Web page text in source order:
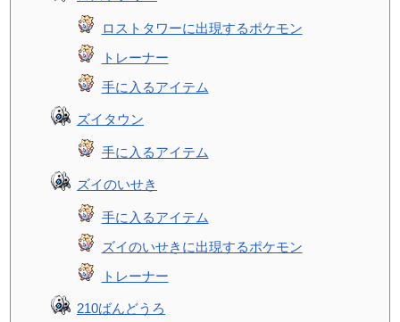
ロストタワーに出現するポケモン
トレーナー
手に入るアイテム
ズイタウン
手に入るアイテム
ズイのいせき
手に入るアイテム
ズイのいせきに出現するポケモン
トレーナー
210ばんどうろ